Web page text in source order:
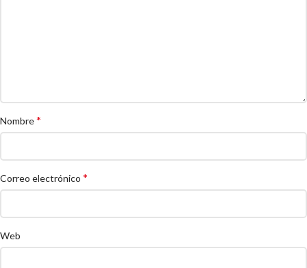
Nombre*
Correo electrónico *
Web